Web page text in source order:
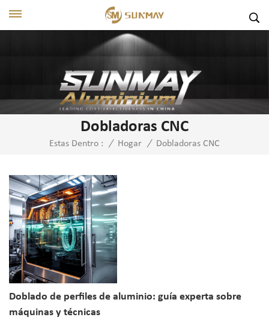
Dobladoras CNC
Estas Dentro : / Hogar / Dobladoras CNC
Doblado de perfiles de aluminio: guía experta sobre
máquinas y técnicas